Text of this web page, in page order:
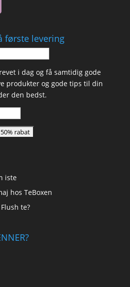
første levering
i dag og få samtidig gode
produkter og gode tips til din
den bedst.
iste
hos TeBoxen
te?